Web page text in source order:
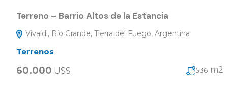
Terreno – Barrio Altos de la Estancia
Vivaldi, Río Grande, Tierra del Fuego, Argentina
Terrenos
60.000 U$S 536 m2